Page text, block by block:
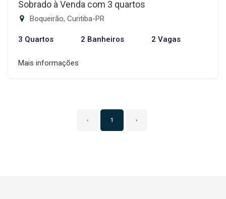
Sobrado à Venda com 3 quartos
Boqueirão, Curitiba-PR
3 Quartos 2 Banheiros 2 Vagas
Mais informações
‹ 1 ›